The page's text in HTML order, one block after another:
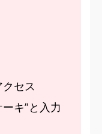
セス
キ”と入力